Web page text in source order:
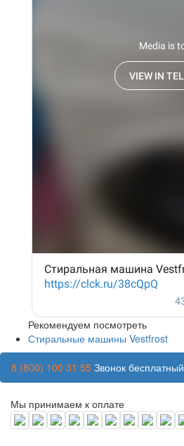
Рекомендуем посмотреть
Стиральные машины Vestfrost
8 (800) 100 31 55 Звонок бесплатный
Мы принимаем к оплате